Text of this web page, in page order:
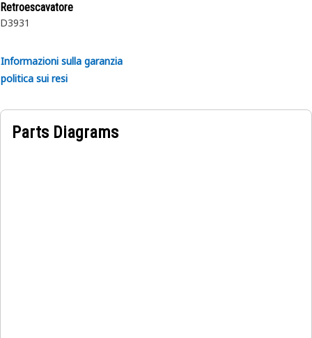
Retroescavatore
D3931
Informazioni sulla garanzia
politica sui resi
Parts Diagrams